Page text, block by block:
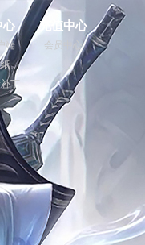
心
端
丁
充值中心
会员中心